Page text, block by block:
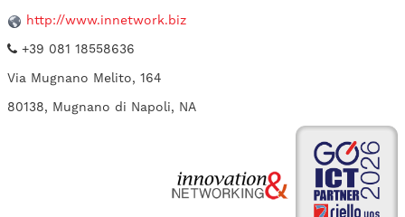
http://www.innetwork.biz
+39 081 18558636
Via Mugnano Melito, 164
80138, Mugnano di Napoli, NA